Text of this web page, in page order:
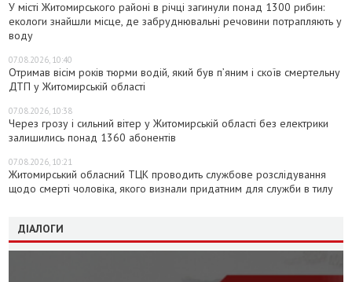
У місті Житомирського районі в річці загинули понад 1300 рибин:
екологи знайшли місце, де забруднювальні речовини потрапляють у
воду
07.08.2026, 10:40
Отримав вісім років тюрми водій, який був п’яним і скоїв смертельну
ДТП у Житомирській області
07.08.2026, 10:38
Через грозу і сильний вітер у Житомирській області без електрики
залишились понад 1360 абонентів
07.08.2026, 10:21
Житомирський обласний ТЦК проводить службове розслідування
щодо смерті чоловіка, якого визнали придатним для служби в тилу
ДІАЛОГИ